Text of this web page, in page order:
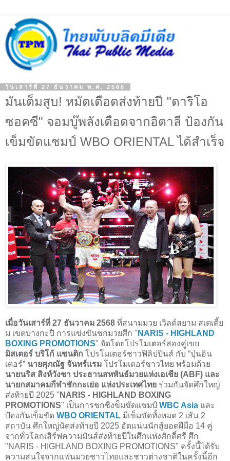
วันเสาร์ที่ 27 ธันวาคม พ.ศ. 2568
มันเต็มสูบ! หมัดเดือดส่งท้ายปี "ดาริโอ
ซอคซี" จอมบู๊พลังเดือดจากอิตาลี ป้องกัน
เข็มขัดแชมป์ WBO ORIENTAL ได้สำเร็จ
เมื่อวันเสาร์ที่ 27 ธันวาคม 2568 ที่สนามมวย เวิลด์สยาม สเตเดี้ย
ม เขตบางกะปิ การแข่งขันชกมวยศึก " NARIS - HIGHLAND
BOXING PROMOTIONS" จัดโดยโปรโมเตอร์สองคู่เขย
มิสเตอร์ บริโก้ แซนติก โปรโมเตอร์ชาวฟิลิปปินส์ กับ “ปุ่นอิน
เตอร์” นายศุภณัฐ จันทร์แรม โปรโมเตอร์ชาวไทย พร้อมด้วย
นายนริส สิงห์วังชา ประธานสหพันธ์มวยแห่งเอเชีย (ABF) และ
นายกสมาคมกีฬาชักกะเย่อ แห่งประเทศไทย ร่วมกันจัดศึกใหญ่
ส่งท้ายปี 2025 " NARIS - HIGHLAND BOXING
PROMOTIONS" เป็นการชกชิงข็มขัดแชมป์ WBC Asia และ
ป้องกันเข็มขัด WBO ORIENTAL มีเข็มขัดทั้งหมด 2 เส้น 2
สถาบัน ศึกใหญ่นัดส่งท้ายปี 2025 อัดแน่นนักสู้ยอดฝีมือ 14 คู่
จากทั่วโลกเสิร์ฟความมันส์ส่งท้ายปีในศึกแห่งศักดิ์ศรี ศึก
"NARIS - HIGHLAND BOXING PROMOTIONS" ครั้งนี้ได้รับ
ความสนใจจากแฟนมวยชาวไทยและชาวต่างชาติในครั้งนี้อีก